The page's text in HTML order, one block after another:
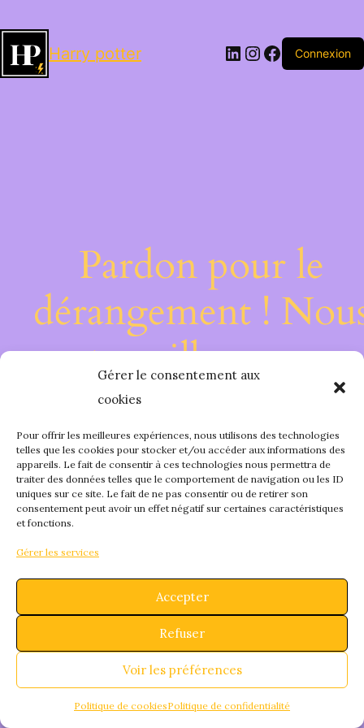
Gérer le consentement aux
cookies
Pour offrir les meilleures expériences, nous utilisons des technologies
telles que les cookies pour stocker et/ou accéder aux informations des
appareils. Le fait de consentir à ces technologies nous permettra de
traiter des données telles que le comportement de navigation ou les ID
uniques sur ce site. Le fait de ne pas consentir ou de retirer son
consentement peut avoir un effet négatif sur certaines caractéristiques
et fonctions.
Gérer les services
Accepter
Refuser
Voir les préférences
Politique de cookiesPolitique de confidentialité
Harry potter LinkedIn
Instagram
Facebook
Connexion
Pardon pour le
dérangement !
travaillons sur
quelque chose de
fantastique –
bientôt !